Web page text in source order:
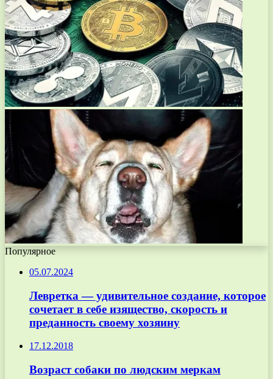
Популярное
05.07.2024
Левретка — удивительное создание, которое
сочетает в себе изящество, скорость и
преданность своему хозяину
17.12.2018
Возраст собаки по людским меркам